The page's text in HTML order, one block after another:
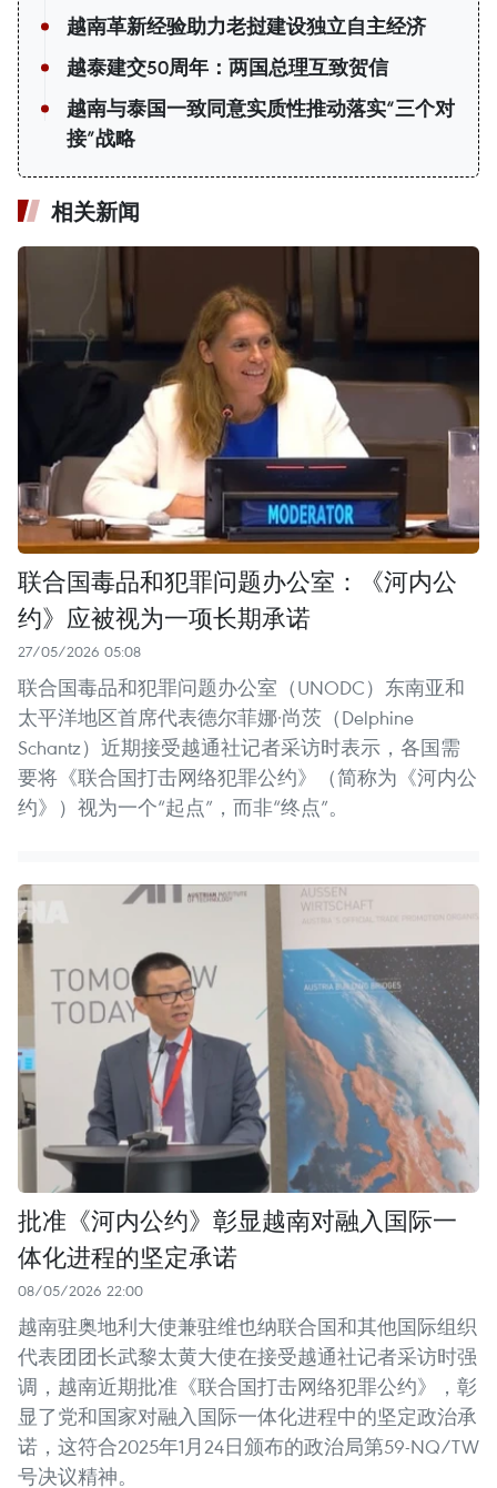
越南革新经验助力老挝建设独立自主经济
越泰建交50周年：两国总理互致贺信
越南与泰国一致同意实质性推动落实“三个对
接”战略
相关新闻
联合国毒品和犯罪问题办公室：《河内公
约》应被视为一项长期承诺
27/05/2026 05:08
联合国毒品和犯罪问题办公室（UNODC）东南亚和
太平洋地区首席代表德尔菲娜·尚茨（Delphine
Schantz）近期接受越通社记者采访时表示，各国需
要将《联合国打击网络犯罪公约》（简称为《河内公
约》）视为一个“起点”，而非“终点”。
批准《河内公约》彰显越南对融入国际一
体化进程的坚定承诺
08/05/2026 22:00
越南驻奥地利大使兼驻维也纳联合国和其他国际组织
代表团团长武黎太黄大使在接受越通社记者采访时强
调，越南近期批准《联合国打击网络犯罪公约》，彰
显了党和国家对融入国际一体化进程中的坚定政治承
诺，这符合2025年1月24日颁布的政治局第59-NQ/TW
号决议精神。